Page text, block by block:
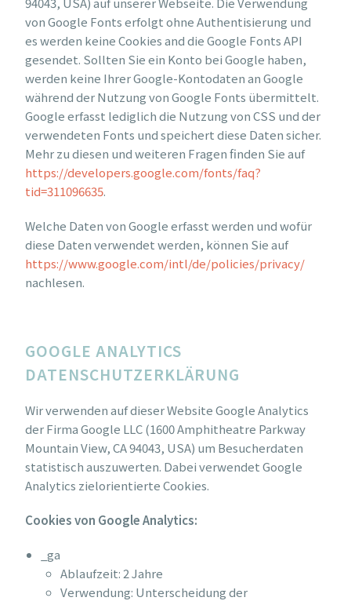
von Google Fonts erfolgt ohne Authentisierung und
es werden keine Cookies and die Google Fonts API
gesendet. Sollten Sie ein Konto bei Google haben,
werden keine Ihrer Google-Kontodaten an Google
während der Nutzung von Google Fonts übermittelt.
Google erfasst lediglich die Nutzung von CSS und der
verwendeten Fonts und speichert diese Daten sicher.
Mehr zu diesen und weiteren Fragen finden Sie auf
https://developers.google.com/fonts/faq?
tid=311096635.
Welche Daten von Google erfasst werden und wofür
diese Daten verwendet werden, können Sie auf
https://www.google.com/intl/de/policies/privacy/
nachlesen.
GOOGLE ANALYTICS
DATENSCHUTZERKLÄRUNG
Wir verwenden auf dieser Website Google Analytics
der Firma Google LLC (1600 Amphitheatre Parkway
Mountain View, CA 94043, USA) um Besucherdaten
statistisch auszuwerten. Dabei verwendet Google
Analytics zielorientierte Cookies.
Cookies von Google Analytics:
_ga
Ablaufzeit: 2 Jahre
Verwendung: Unterscheidung der